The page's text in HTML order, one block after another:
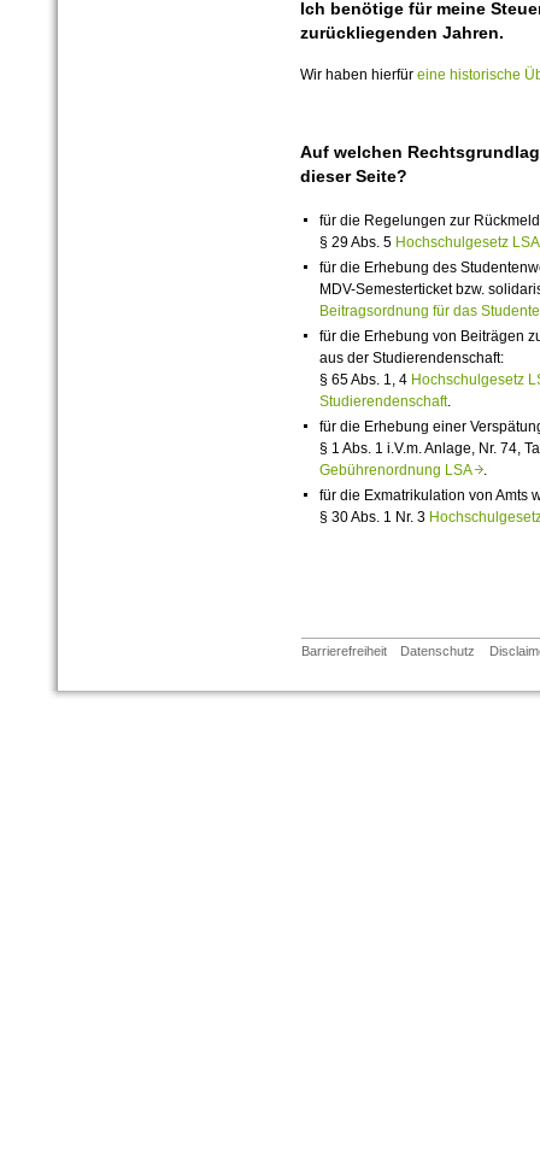
Ich benötige für meine
zurückliegenden Jahren.
Wir haben hierfür eine historische
Auf welchen
dieser Seite?
für die Regelungen zur
§ 29 Abs. 5 Hochschulgesetz
für die Erhebung des
MDV-Semesterticket bzw.
Beitragsordnung für das
für die Erhebung von Beiträgen
aus der Studierendenschaft:
§ 65 Abs. 1, 4 Hochschulgesetz
Studierendenschaft.
für die Erhebung einer
§ 1 Abs. 1 i.V.m. Anlage, Nr. 74,
Gebührenordnung LSA.
für die Exmatrikulation von Amts
§ 30 Abs. 1 Nr. 3
Barrierefreiheit Datenschutz